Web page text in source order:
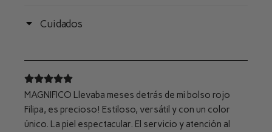
Cuidados
MAGNIFICO Llevaba meses detrás de mi bolso rojo
Filipa, es precioso! Estiloso, versátil y con un color
único. La piel espectacular. El servicio y atención al